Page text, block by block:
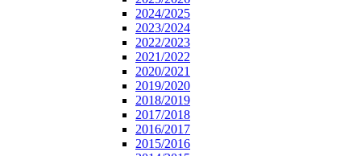
2024/2025
2023/2024
2022/2023
2021/2022
2020/2021
2019/2020
2018/2019
2017/2018
2016/2017
2015/2016